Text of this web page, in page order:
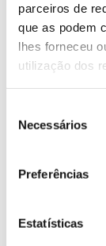
parceiros de
que as podem
lhes forneceu
utilização dos
Necessários
Preferências
Estatísticas
Saiba
13.07.2026
conhecer
Registar